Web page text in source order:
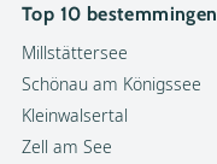
Top 10 bestemmingen
Millstättersee
Schönau am Königssee
Kleinwalsertal
Zell am See